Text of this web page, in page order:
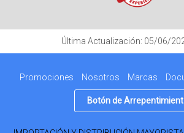
Última Actualización: 05/06/
Promociones Nosotros Marcas
Botón de